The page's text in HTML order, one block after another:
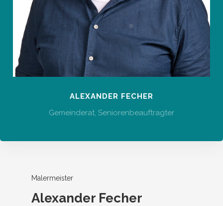
ALEXANDER FECHER
Gemeinderat, Seniorenbeauftragter
Malermeister
Alexander Fecher